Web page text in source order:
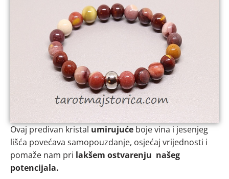
Ovaj predivan kristalumirujućeboje vina i jesenjeg
lišća povećava samopouzdanje, osjećaj vrijednosti i
pomaže nam pri lakšem ostvarenju našeg
potencijala.